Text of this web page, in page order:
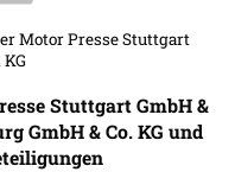
Motor Presse Stuttgart
Stuttgart GmbH &
GmbH & Co. KG und